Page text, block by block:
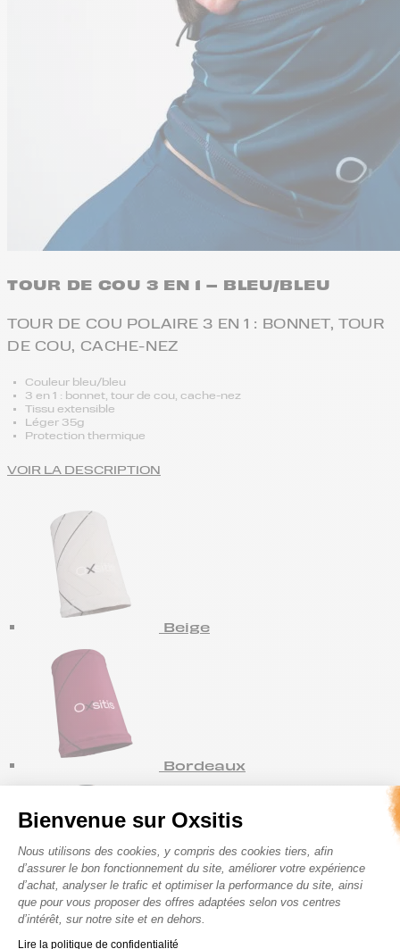
Bienvenue sur Oxsitis
Plateforme de Gestion du
Nous utilisons des cookies, y compris des cookies tiers, afin
d’assurer le bon fonctionnement du site, améliorer votre expérience
d’achat, analyser le trafic et optimiser la performance du site, ainsi
que pour vous proposer des offres adaptées selon vos centres
d’intérêt, sur notre site et en dehors.
Lire la politique de confidentialitéAxeptio consent
TOUR DE COU 3 EN 1 – BLEU/BLEU
TOUR DE COU POLAIRE 3 EN 1 : BONNET, TOUR
DE COU, CACHE-NEZ
Couleur bleu/bleu
3 en 1 : bonnet, tour de cou, cache-nez
Tissu extensible
Léger 35g
Protection thermique
VOIR LA DESCRIPTION
Beige
Bordeaux
Noir